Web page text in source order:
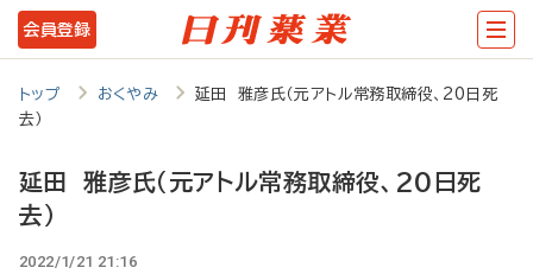
メ
イ
コ
ン
テ
会員登録
トップ おくやみ
延田 雅彦氏（元アトル常務取締役、20日死
去）
延田 雅彦氏（元アトル常務取締役、20日死
去）
2022/1/21 21:16